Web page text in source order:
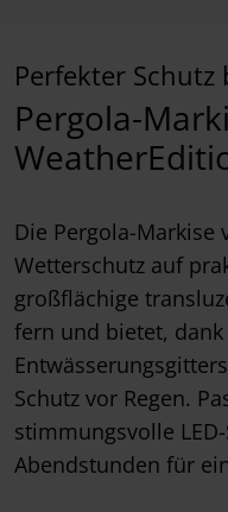
Perfekter Schutz
Pergola-
Die Pergola-Markise
Wetterschutz auf
großflächige
fern und bietet,
Schutz vor Regen.
stimmungsvolle
Abendstunden für